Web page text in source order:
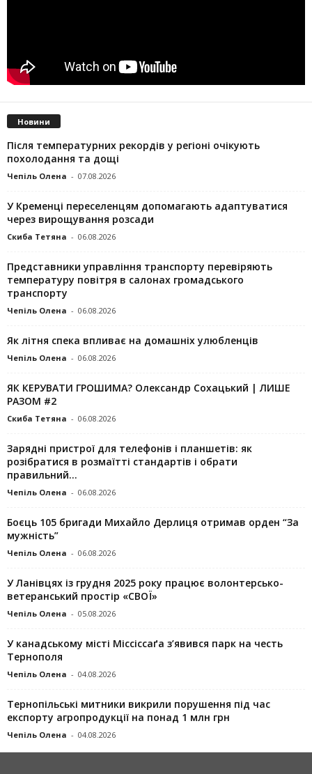
Новини
Після температурних рекордів у регіоні очікують
похолодання та дощі
Чепіль Олена - 07.08.2026
У Кременці переселенцям допомагають адаптуватися
через вирощування розсади
Скиба Тетяна - 06.08.2026
Представники управління транспорту перевіряють
температуру повітря в салонах громадського
транспорту
Чепіль Олена - 06.08.2026
Як літня спека впливає на домашніх улюбленців
Чепіль Олена - 06.08.2026
ЯК КЕРУВАТИ ГРОШИМА? Олександр Сохацький | ЛИШЕ
РАЗОМ #2
Скиба Тетяна - 06.08.2026
Зарядні пристрої для телефонів і планшетів: як
розібратися в розмаїтті стандартів і обрати
правильний...
Чепіль Олена - 06.08.2026
Боєць 105 бригади Михайло Дерлиця отримав орден “За
мужність”
Чепіль Олена - 06.08.2026
У Ланівцях із грудня 2025 року працює волонтерсько-
ветеранський простір «СВОЇ»
Чепіль Олена - 05.08.2026
У канадському місті Міссіссаґа з’явився парк на честь
Тернополя
Чепіль Олена - 04.08.2026
Тернопільські митники викрили порушення під час
експорту агропродукції на понад 1 млн грн
Чепіль Олена - 04.08.2026